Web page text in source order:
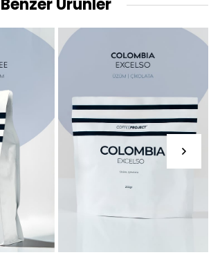
Benzer Ürünler